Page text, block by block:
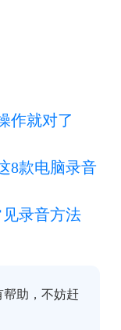
作就对了
8款电脑录音
录音方法
帮助，不妨赶